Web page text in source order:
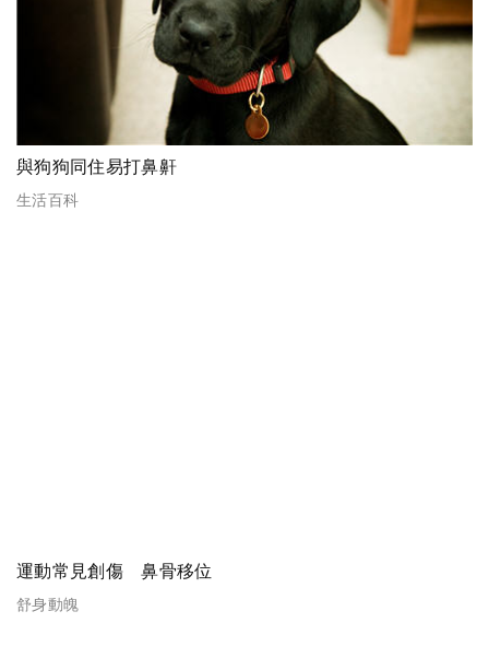
與狗狗同住易打鼻鼾
生活百科
運動常見創傷 鼻骨移位
舒身動魄